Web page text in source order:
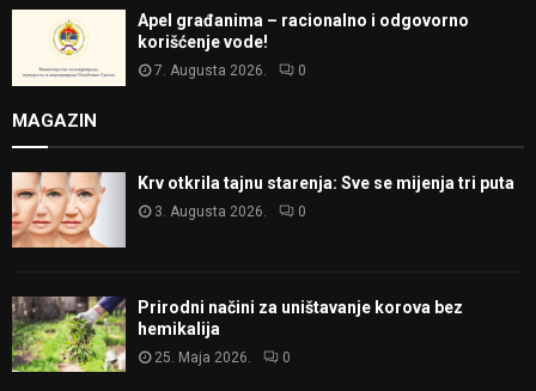
Apel građanima – racionalno i odgovorno
korišćenje vode!
7. Augusta 2026. 0
MAGAZIN
Krv otkrila tajnu starenja: Sve se mijenja tri puta
3. Augusta 2026. 0
Prirodni načini za uništavanje korova bez
hemikalija
25. Maja 2026. 0